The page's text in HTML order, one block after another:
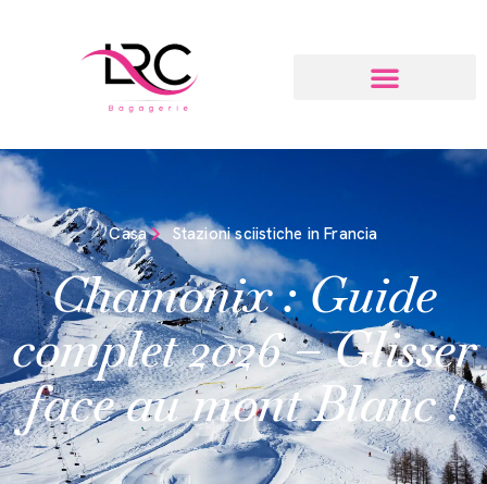
Casa Stazioni sciistiche in Francia
Chamonix : Guide
complet 2026 – Glisser
face au mont Blanc !